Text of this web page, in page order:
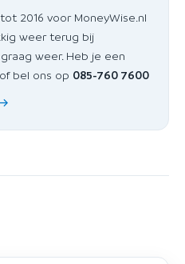
2016 voor MoneyWise.nl
weer terug bij
weer. Heb je een
bel ons op 085-760 7600